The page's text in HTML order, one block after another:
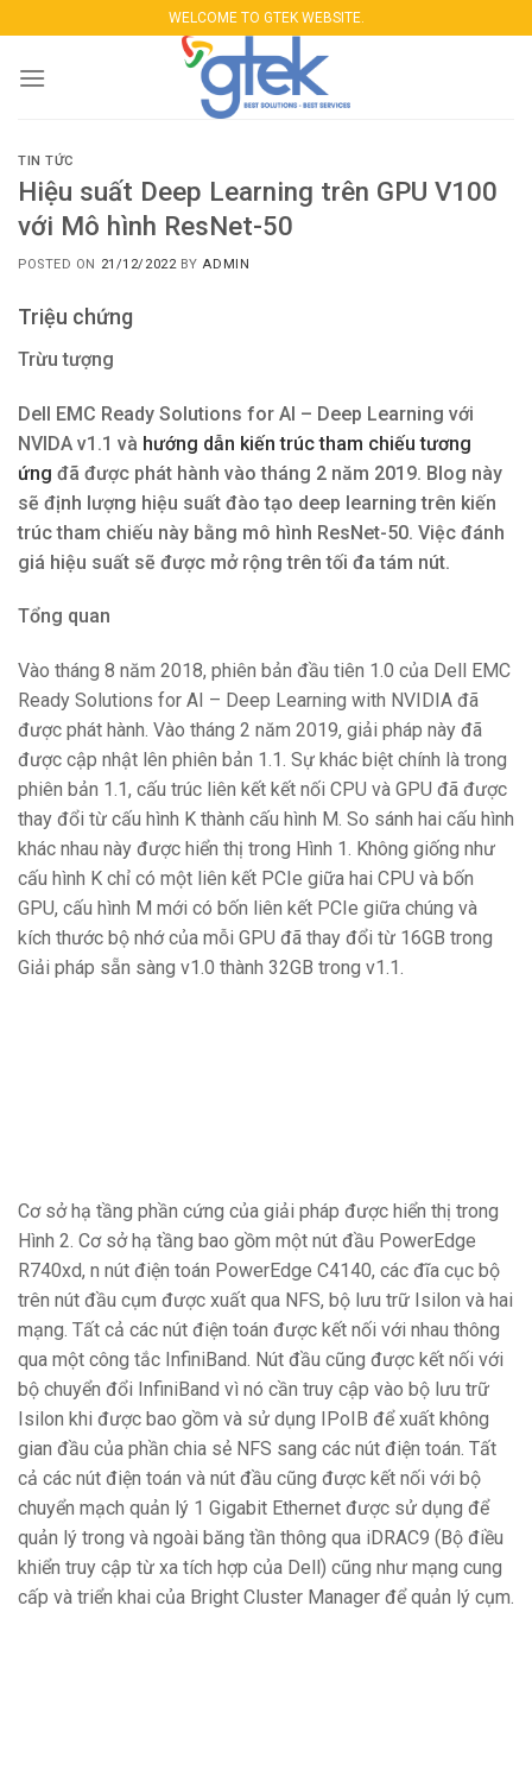
content
WELCOME TO GTEK WEBSITE.
TIN TỨC
Hiệu suất Deep Learning trên GPU V100
với Mô hình ResNet-50
POSTED ON 21/12/2022BYADMIN
Triệu chứng
Trừu tượng
Dell EMC Ready Solutions for AI – Deep Learning với
NVIDA v1.1 và hướng dẫn kiến ​​trúc tham chiếu tương
ứng đã được phát hành vào tháng 2 năm 2019. Blog này
sẽ định lượng hiệu suất đào tạo deep learning trên kiến ​​
trúc tham chiếu này bằng mô hình ResNet-50. Việc đánh
giá hiệu suất sẽ được mở rộng trên tối đa tám nút.
Tổng quan
Vào tháng 8 năm 2018, phiên bản đầu tiên 1.0 của Dell EMC
Ready Solutions for AI – Deep Learning with NVIDIA đã
được phát hành. Vào tháng 2 năm 2019, giải pháp này đã
được cập nhật lên phiên bản 1.1. Sự khác biệt chính là trong
phiên bản 1.1, cấu trúc liên kết kết nối CPU và GPU đã được
thay đổi từ cấu hình K thành cấu hình M. So sánh hai cấu hình
khác nhau này được hiển thị trong Hình 1. Không giống như
cấu hình K chỉ có một liên kết PCIe giữa hai CPU và bốn
GPU, cấu hình M mới có bốn liên kết PCIe giữa chúng và
kích thước bộ nhớ của mỗi GPU đã thay đổi từ 16GB trong
Giải pháp sẵn sàng v1.0 thành 32GB trong v1.1.
Cơ sở hạ tầng phần cứng của giải pháp được hiển thị trong
Hình 2. Cơ sở hạ tầng bao gồm một nút đầu PowerEdge
R740xd, n nút điện toán PowerEdge C4140, các đĩa cục bộ
trên nút đầu cụm được xuất qua NFS, bộ lưu trữ Isilon và hai
mạng. Tất cả các nút điện toán được kết nối với nhau thông
qua một công tắc InfiniBand. Nút đầu cũng được kết nối với
bộ chuyển đổi InfiniBand vì nó cần truy cập vào bộ lưu trữ
Isilon khi được bao gồm và sử dụng IPoIB để xuất không
gian đầu của phần chia sẻ NFS sang các nút điện toán. Tất
cả các nút điện toán và nút đầu cũng được kết nối với bộ
chuyển mạch quản lý 1 Gigabit Ethernet được sử dụng để
quản lý trong và ngoài băng tần thông qua iDRAC9 (Bộ điều
khiển truy cập từ xa tích hợp của Dell) cũng như mạng cung
cấp và triển khai của Bright Cluster Manager để quản lý cụm.